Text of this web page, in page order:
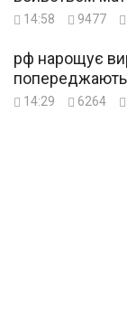
14:58 9477
рф нарощує
14:29 6264